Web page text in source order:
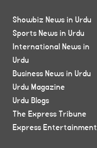
Showbiz News in Urdu
Sports News in Urdu
International News in
Urdu
Business News in Urdu
Urdu Magazine
Urdu Blogs
The Express Tribune
Express Entertainment